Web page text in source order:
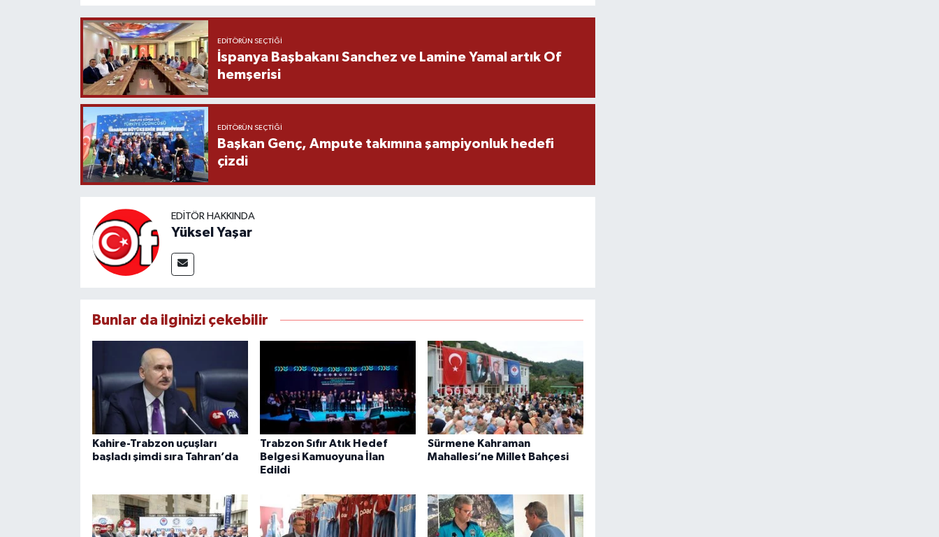
EDITÖRÜN SEÇTIĞI
İspanya Başbakanı Sanchez ve Lamine Yamal artık Of
hemşerisi
EDITÖRÜN SEÇTIĞI
Başkan Genç, Ampute takımına şampiyonluk hedefi
çizdi
EDITÖR HAKKINDA
Yüksel Yaşar
Bunlar da ilginizi çekebilir
Kahire-Trabzon uçuşları
başladı şimdi sıra Tahran’da
Trabzon Sıfır Atık Hedef
Belgesi Kamuoyuna İlan
Edildi
Sürmene Kahraman
Mahallesi’ne Millet Bahçesi